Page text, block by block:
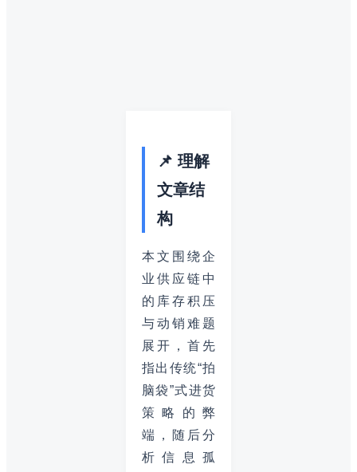
📌 理解
文章结
构
本文围绕企
业供应链中
的库存积压
与动销难题
展开，首先
指出传统“拍
脑袋”式进货
策略的弊
端，随后分
析信息孤